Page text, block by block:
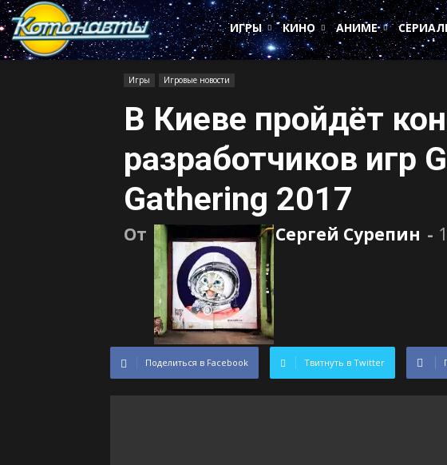
Котонавты
ИГРЫ
КИНО АНИМЕ
Игры Игровые новости
В Киеве пройдёт
разработчиков игр
Gathering 2017
От Сергей Сурепин -
Поделиться в Facebook Твитнуть в Twitter